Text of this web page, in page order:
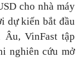
cho nhà máy
dự kiến bắt đầu
Âu, VinFast tập
nghiên cứu mở